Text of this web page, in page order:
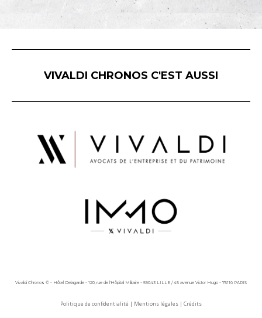
VIVALDI CHRONOS C'EST AUSSI
Vivaldi Chronos © - Hôtel Delagarde - 120, rue de l'Hôpital Militaire - 59043 LILLE / 45 avenue Victor Hugo - 75116 PARIS
Politique de confidentialité | Mentions légales | Crédits